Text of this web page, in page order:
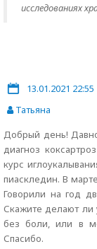
исследованиях
13.01.2021 22:55
Татьяна
Добрый день! Давно
диагноз
курс
пиаскледин. В
Говорили на год
Скажите делают ли
без боли, или в
Спасибо.